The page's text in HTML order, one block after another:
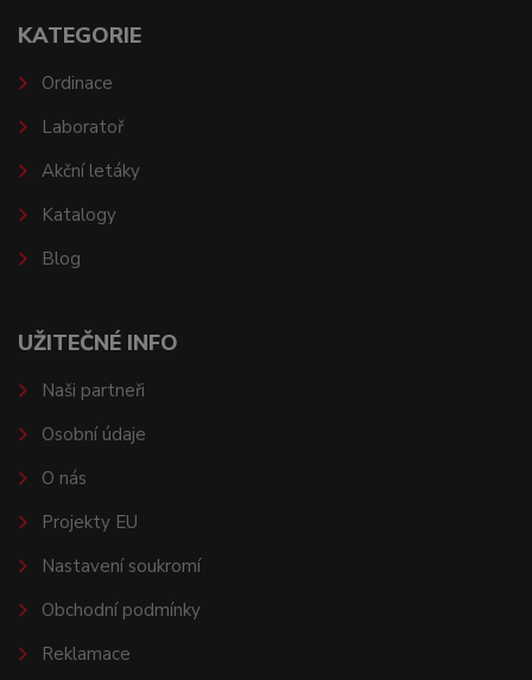
KATEGORIE
Ordinace
Laboratoř
Akční letáky
Katalogy
Blog
UŽITEČNÉ INFO
Naši partneři
Osobní údaje
O nás
Projekty EU
Nastavení soukromí
Obchodní podmínky
Reklamace